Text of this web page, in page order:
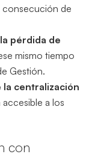
consecución de
pérdida de
mismo tiempo
Gestión.
centralización
a los
con